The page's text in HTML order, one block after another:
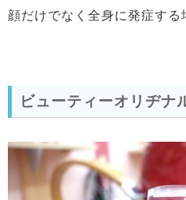
顔だけでなく全身に発症する
ビューティーオリヂナ